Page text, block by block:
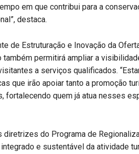
em que contribui para a
destaca.
de Estruturação e Inovação da
também permitirá ampliar a
a serviços qualificados.
que irão apoiar tanto a promoção
fortalecendo quem já atua nesses
diretrizes do Programa de
e sustentável da atividade